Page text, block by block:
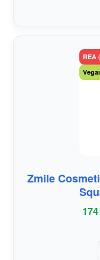
REA
Zmile